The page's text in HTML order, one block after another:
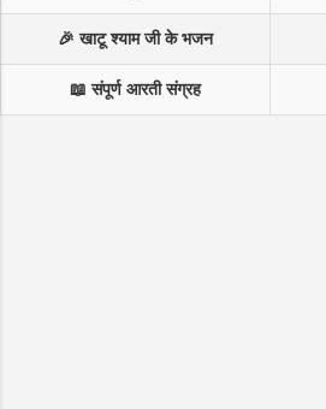
🎉 खाटू श्याम जी के भजन
📖 संपूर्ण आरती संग्रह